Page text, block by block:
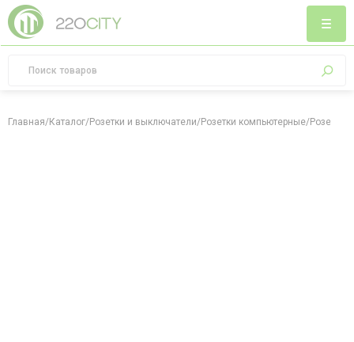
Главная/Каталог/Розетки и выключатели/Розетки компьютерные/Розетка